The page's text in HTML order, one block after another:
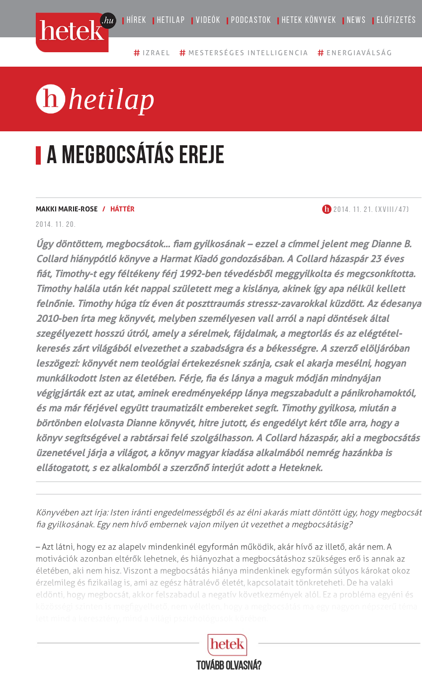
Hírek Hetilap Videók Podcastok Hetek könyvek News Előfizetés
# IZRAEL # MESTERSÉGES INTELLIGENCIA # ENERGIAVÁLSÁG
hetilap
A megbocsátás ereje
MAKKI MARIE-ROSE / HÁTTÉR
2014. 11. 21. (XVIII/47)
2014. 11. 20.
Úgy döntöttem, megbocsátok… fiam gyilkosának – ezzel a címmel jelent meg Dianne B.
Collard hiánypótló könyve a Harmat Kiadó gondozásában. A Collard házaspár 23 éves
fiát, Timothy-t egy féltékeny férj 1992-ben tévedésből meggyilkolta és megcsonkította.
Timothy halála után két nappal született meg a kislánya, akinek így apa nélkül kellett
felnőnie. Timothy húga tíz éven át poszttraumás stressz-zavarokkal küzdött. Az édesanya
2010-ben írta meg könyvét, melyben személyesen vall arról a napi döntések által
szegélyezett hosszú útról, amely a sérelmek, fájdalmak, a megtorlás és az elégtétel-
keresés zárt világából elvezethet a szabadságra és a békességre. A szerző elöljáróban
leszögezi: könyvét nem teológiai értekezésnek szánja, csak el akarja mesélni, hogyan
munkálkodott Isten az életében. Férje, fia és lánya a maguk módján mindnyájan
végigjárták ezt az utat, aminek eredményeképp lánya megszabadult a pánikrohamoktól,
és ma már férjével együtt traumatizált embereket segít. Timothy gyilkosa, miután a
börtönben elolvasta Dianne könyvét, hitre jutott, és engedélyt kért tőle arra, hogy a
könyv segítségével a rabtársai felé szolgálhasson. A Collard házaspár, aki a megbocsátás
üzenetével járja a világot, a könyv magyar kiadása alkalmából nemrég hazánkba is
ellátogatott, s ez alkalomból a szerzőnő interjút adott a Heteknek.
Könyvében azt írja: Isten iránti engedelmességből és az élni akarás miatt döntött úgy, hogy megbocsát
fia gyilkosának. Egy nem hívő embernek vajon milyen út vezethet a megbocsátásig?
– Azt látni, hogy ez az alapelv mindenkinél egyformán működik, akár hívő az illető, akár nem. A
motivációk azonban eltérők lehetnek, és hiányozhat a megbocsátáshoz szükséges erő is annak az
életében, aki nem hisz. Viszont a megbocsátás hiánya mindenkinek egyformán súlyos károkat okoz
érzelmileg és fizikailag is, ami az egész hátralévő életét, kapcsolatait tönkreteheti. De ha valaki
eldönti, hogy megbocsát, akkor felszabadul a negatív következmények alól. Ez a probléma egyéni és
Említene olyan pszichológiai kutatásokat, amelyek alátámasztják a megbocsátás jótékony hatását?
Tovább olvasná?